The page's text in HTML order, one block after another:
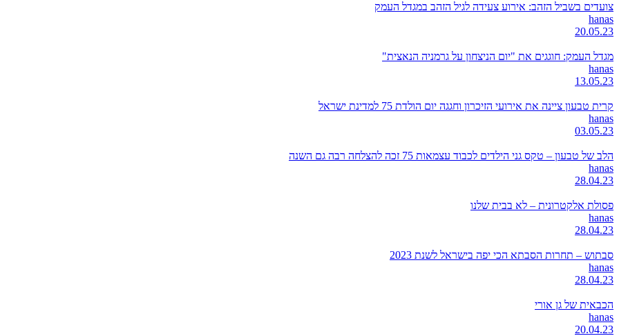
צועדים בשביל הזהב: אירוע צעידה לגיל הזהב במגדל העמק
hanas
20.05.23
מגדל העמק: חוגגים את "יום הניצחון על גרמניה הנאצית"
hanas
13.05.23
קרית טבעון ציינה את אירועי הזיכרון וחגגה יום הולדת 75 למדינת ישראל
hanas
03.05.23
הלב של טבעון – טקס גני הילדים לכבוד עצמאות 75 זכה להצלחה רבה גם השנה
hanas
28.04.23
פסולת אלקטרונית – לא בבית שלנו
hanas
28.04.23
סבתוש – תחרות הסבתא הכי יפה בישראל לשנת 2023
hanas
28.04.23
הכבאית של גן אורי
hanas
20.04.23